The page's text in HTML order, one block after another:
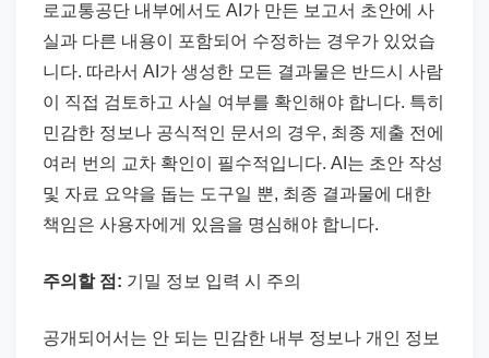
로교통공단 내부에서도 AI가 만든 보고서 초안에 사
실과 다른 내용이 포함되어 수정하는 경우가 있었습
니다. 따라서 AI가 생성한 모든 결과물은 반드시 사람
이 직접 검토하고 사실 여부를 확인해야 합니다. 특히
민감한 정보나 공식적인 문서의 경우, 최종 제출 전에
여러 번의 교차 확인이 필수적입니다. AI는 초안 작성
및 자료 요약을 돕는 도구일 뿐, 최종 결과물에 대한
책임은 사용자에게 있음을 명심해야 합니다.
주의할 점: 기밀 정보 입력 시 주의
공개되어서는 안 되는 민감한 내부 정보나 개인 정보